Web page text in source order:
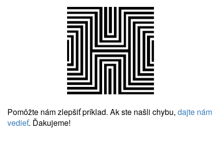
Pomôžte nám zlepšiť príklad. Ak ste našli chybu, dajte nám
vedieť. Ďakujeme!